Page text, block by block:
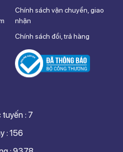
Chính sách vận chuyển, giao
nhận
Chính sách đổi, trả hàng
: 156
: 7